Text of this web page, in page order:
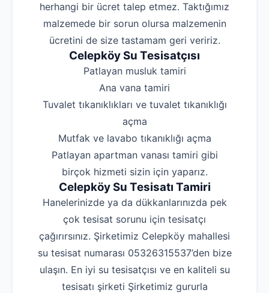
herhangi bir ücret talep etmez. Taktığımız
malzemede bir sorun olursa malzemenin
ücretini de size tastamam geri veririz.
Celepköy Su Tesisatçısı
‌Patlayan musluk tamiri
‌Ana vana tamiri
‌Tuvalet tıkanıklıkları ve tuvalet tıkanıklığı
açma
‌Mutfak ve lavabo tıkanıklığı açma
‌Patlayan apartman vanası tamiri gibi
birçok hizmeti sizin için yaparız.
Celepköy Su Tesisatı Tamiri
Hanelerinizde ya da dükkanlarınızda pek
çok tesisat sorunu için tesisatçı
çağırırsınız. Şirketimiz Celepköy mahallesi
su tesisat numarası 05326315537’den bize
ulaşın. En iyi su tesisatçısı ve en kaliteli su
tesisatı şirketi Şirketimiz gururla